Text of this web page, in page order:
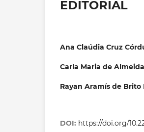
EDITORIAL
Ana Claúdia Cruz
Carla Maria de Almeida
Rayan Aramís de Brito
DOI: https://doi.org/